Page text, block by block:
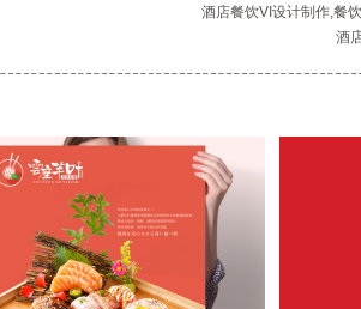
酒店餐饮VI设计制作,餐
酒